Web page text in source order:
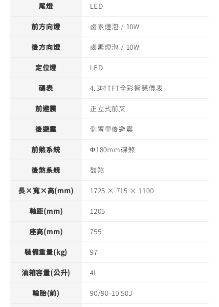
尾燈 LED
前方向燈 鹵素燈泡 / 10W
後方向燈 鹵素燈泡 / 10W
定位燈 LED
碼表 4.3吋TFT全彩智慧儀表
前避震 正立式前叉
後避震 側置單後避震
前煞系統 Φ180mm碟煞
後煞系統 鼓煞
長×寬×高(mm) 1725 × 715 × 1100
軸距(mm) 1205
座高(mm) 755
裝備重量(kg) 97
油箱容量(公升) 4L
輪胎(前) 90/90-10 50J